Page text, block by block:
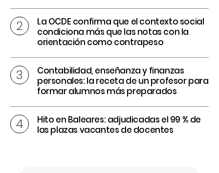
La OCDE confirma que el contexto social
condiciona más que las notas con la
orientación como contrapeso
Contabilidad, enseñanza y finanzas
personales: la receta de un profesor para
formar alumnos más preparados
Hito en Baleares: adjudicadas el 99 % de
las plazas vacantes de docentes